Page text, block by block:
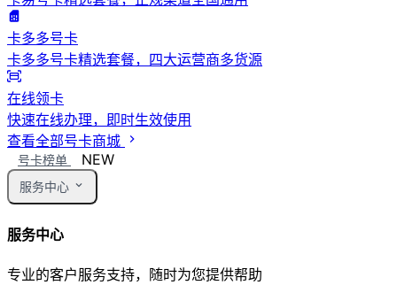
卡多多号卡
卡多多号卡精选套餐，四大运营商多货源
在线领卡
快速在线办理，即时生效使用
查看全部号卡商城
号卡榜单 NEW
服务中心
服务中心
专业的客户服务支持，随时为您提供帮助